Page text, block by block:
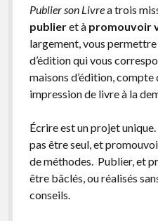
Publier son Livrea trois
publieret à promouvoir
largement, vous
d’édition qui vous
maisons d’édition, compte
impression de livre à la
Écrire est un projet
pas être seul, et
de méthodes. Publier, et
être bâclés, ou réalisés
conseils.